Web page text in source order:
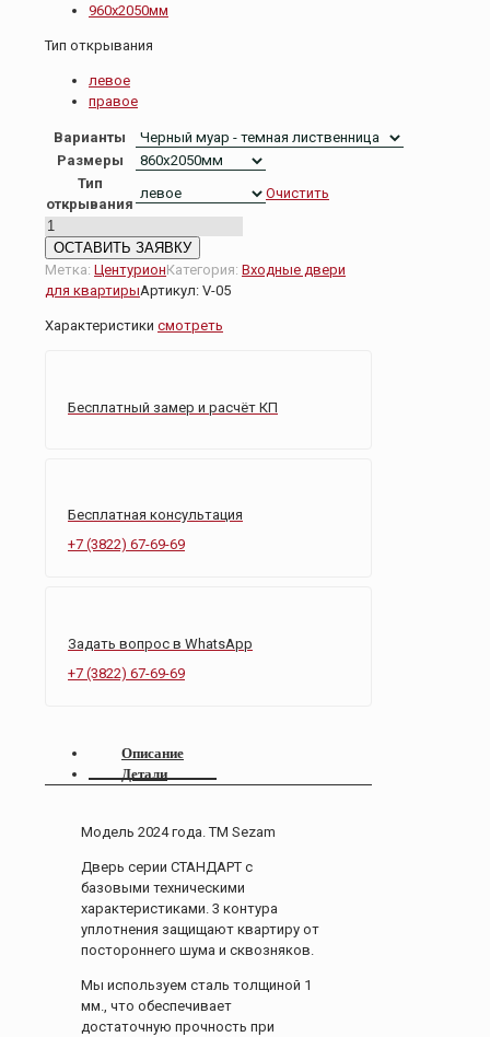
960х2050мм
Тип открывания
левое
правое
Варианты
Размеры
Тип
открывания
Очистить
Количество
товара
CENTURION
V-
ОСТАВИТЬ ЗАЯВКУ
Метка: ЦентурионКатегория: Входные двери
для квартирыАртикул: V-05
Характеристики смотреть
Бесплатный замер и расчёт КП
Бесплатная консультация
+7 (3822) 67-69-69
Задать вопрос в WhatsApp
+7 (3822) 67-69-69
Описание
Детали
Модель 2024 года. ТМ Sezam
Дверь серии СТАНДАРТ с
базовыми техническими
характеристиками. 3 контура
уплотнения защищают квартиру от
постороннего шума и сквозняков.
Мы используем сталь толщиной 1
мм., что обеспечивает
достаточную прочность при